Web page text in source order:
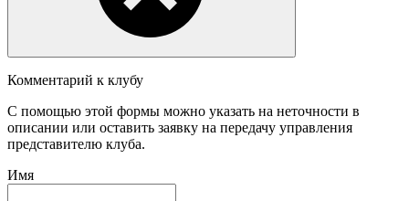
Комментарий к клубу
С помощью этой формы можно указать на неточности в
описании или оставить заявку на передачу управления
представителю клуба.
Имя